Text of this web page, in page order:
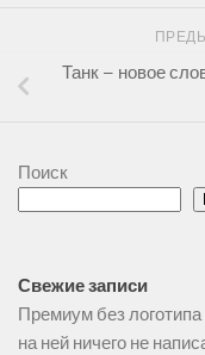
Танк – новое
Поиск
Свежие записи
Премиум без
на ней ничего не